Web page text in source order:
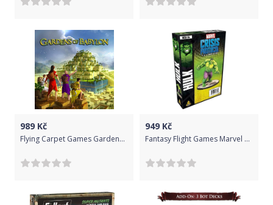
989 Kč
Flying Carpet Games Gardens of Babylon
949 Kč
Fantasy Flight Games Marvel Crisis Protocol: Hulk